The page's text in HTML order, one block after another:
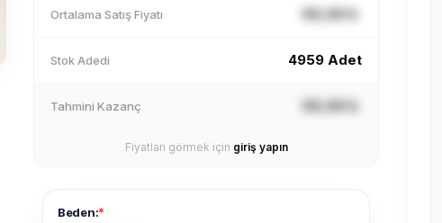
Ortalama Satış Fiyatı XX,XX ₺
Stok Adedi 4959 Adet
Tahmini Kazanç XX,XX ₺
Fiyatları görmek için giriş yapın
Beden:*